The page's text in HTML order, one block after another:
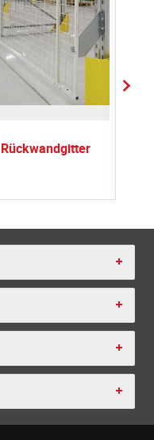
Rückwandgitter